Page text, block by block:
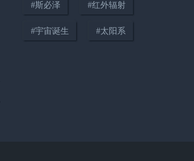
AI时代，谁在受益？
#斯必泽 #红外辐射
#宇宙诞生 #太阳系